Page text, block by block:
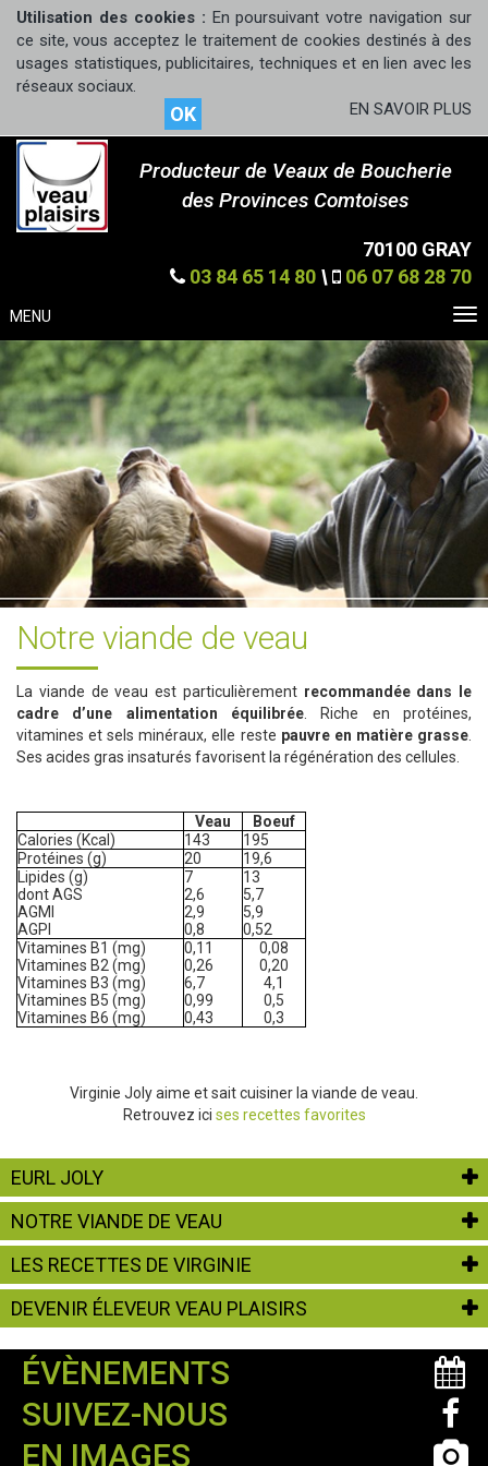
Utilisation des cookies : En poursuivant votre navigation sur
ce site, vous acceptez le traitement de cookies destinés à des
usages statistiques, publicitaires, techniques et en lien avec les
réseaux sociaux.
OK EN SAVOIR PLUS
Producteur de Veaux de Boucherie
des Provinces Comtoises
70100 GRAY
03 84 65 14 80 \ 06 07 68 28 70
MENU
Notre viande de veau
La viande de veau est particulièrement recommandée dans le
cadre d’une alimentation équilibrée . Riche en protéines,
vitamines et sels minéraux, elle reste pauvre en matière grasse
Ses acides gras insaturés favorisent la régénération des cellules.
Veau
Boeuf
Calories (Kcal)
143
195
Protéines (g)
20
19,6
Lipides (g)
dont AGS
AGMI
AGPI
7
2,6
2,9
0,8
13
5,7
5,9
0,52
Vitamines B1 (mg)
Vitamines B2 (mg)
Vitamines B3 (mg)
Vitamines B5 (mg)
Vitamines B6 (mg)
0,11
0,26
6,7
0,99
0,43
0,08
0,20
4,1
0,5
0,3
Virginie Joly aime et sait cuisiner la viande de veau.
Retrouvez ici ses recettes favorites
EURL JOLY
NOTRE VIANDE DE VEAU
LES RECETTES DE VIRGINIE
DEVENIR ÉLEVEUR VEAU PLAISIRS
ÉVÈNEMENTS
SUIVEZ-NOUS
EN IMAGES